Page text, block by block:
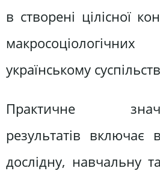
в створені цілісної
українському
Практичне
результатів включає
дослідну, навчальну